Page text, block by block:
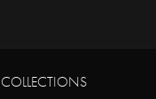
COLLECTIONS